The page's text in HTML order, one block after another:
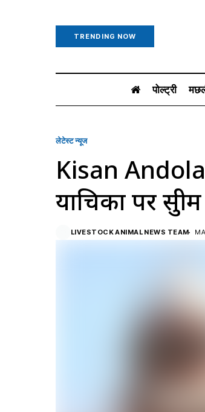
TRENDING NOW
पोल्ट्री
लेटेस्ट न्यूज
Kisan
याचिका पर
LIVESTOCK ANIMAL NEWS TEAM